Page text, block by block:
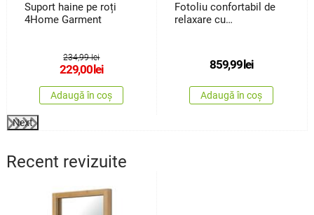
Suport haine pe roți
4Home Garment
234,99 lei
229,00 lei
Adaugă în coș
Fotoliu confortabil de
relaxare cu
859,99 lei
Adaugă în coș
Next
Recent revizuite